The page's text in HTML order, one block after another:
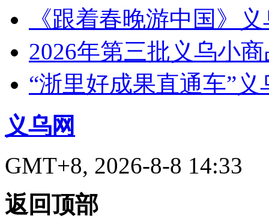
《跟着春晚游中国》
2026年第三批义乌小
“浙里好成果直通车”
义乌网
GMT+8, 2026-8-8 14:33
返回顶部